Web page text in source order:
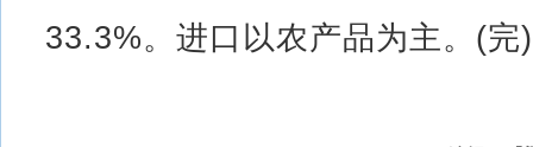
33.3%。进口以农产品为主。(完)